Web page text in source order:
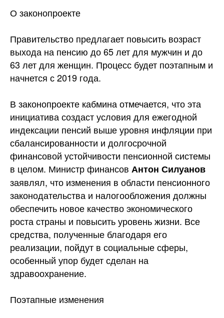
О законопроекте
Правительство предлагает повысить возраст
выхода на пенсию до 65 лет для мужчин и до
63 лет для женщин. Процесс будет поэтапным и
начнется с 2019 года.
В законопроекте кабмина отмечается, что эта
инициатива создаст условия для ежегодной
индексации пенсий выше уровня инфляции при
сбалансированности и долгосрочной
финансовой устойчивости пенсионной системы
в целом. Министр финансов Антон Силуанов
заявлял, что изменения в области пенсионного
законодательства и налогообложения должны
обеспечить новое качество экономического
роста страны и повысить уровень жизни. Все
средства, полученные благодаря его
реализации, пойдут в социальные сферы,
особенный упор будет сделан на
здравоохранение.
Поэтапные изменения